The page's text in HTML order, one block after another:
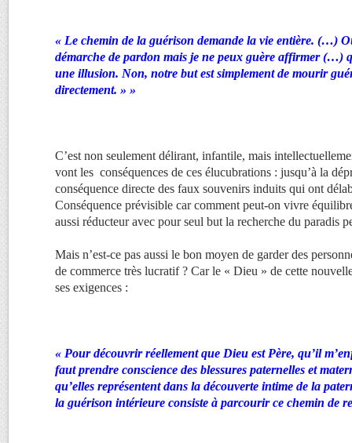
« Le chemin de la guérison demande la vie entière. (…)
démarche de pardon mais je ne peux guère affirmer (…)
une illusion. Non, notre but est simplement de mourir
directement. » »
C’est non seulement délirant, infantile, mais
vont les conséquences de ces élucubrations : jusqu’à la
conséquence directe des faux souvenirs induits qui ont
Conséquence prévisible car comment peut-on vivre
aussi réducteur avec pour seul but la recherche du paradis
Mais n’est-ce pas aussi le bon moyen de garder des
de commerce très lucratif ? Car le « Dieu » de cette
ses exigences :
« Pour découvrir réellement que Dieu est Père, qu’il
faut prendre conscience des blessures paternelles et
qu’elles représentent dans la découverte intime de la
la guérison intérieure consiste à parcourir ce chemin de